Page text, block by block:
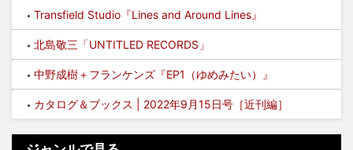
Transfield Studio『Lines and Around Lines』
北島敬三「UNTITLED RECORDS」
中野成樹＋フランケンズ『EP1（ゆめみたい）』
カタログ＆ブックス | 2022年9月15日号［近刊編］